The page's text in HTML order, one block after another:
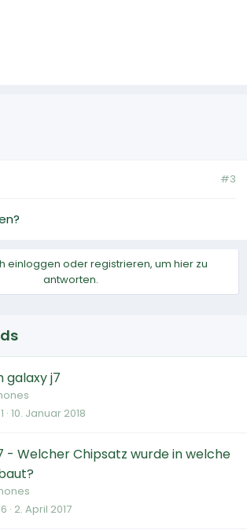
#3
einloggen oder registrieren, um hier zu
antworten.
galaxy j7
1 10. Januar 2018
- Welcher Chipsatz wurde in welche
6 2. April 2017